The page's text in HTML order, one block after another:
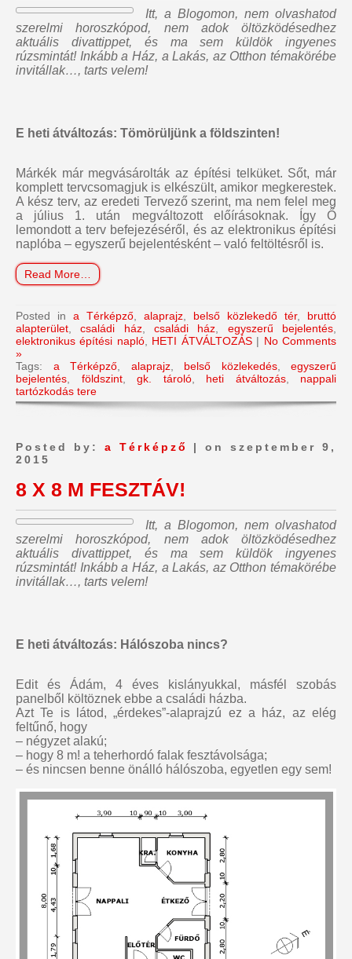
Itt, a Blogomon, nem olvashatod
szerelmi horoszkópod, nem adok öltözködésedhez
aktuális divattippet, és ma sem küldök ingyenes
rúzsmintát! Inkább a Ház, a Lakás, az Otthon témakörébe
invitállak…, tarts velem!
E heti átváltozás: Tömörüljünk a földszinten!
Márkék már megvásárolták az építési telküket. Sőt, már
komplett tervcsomagjuk is elkészült, amikor megkerestek.
A kész terv, az eredeti Tervező szerint, ma nem felel meg
a július 1. után megváltozott előírásoknak. Így Ő
lemondott a terv befejezéséről, és az elektronikus építési
naplóba – egyszerű bejelentésként – való feltöltésről is.
Read More…
Posted in a Térképző alaprajz belső közlekedő tér, bruttó
alapterület ,családi ház,családi ház egyszerű bejelentés
elektronikus építési napló, HETI ÁTVÁLTOZÁS| No Comments
»
Tags: a Térképző alaprajz, belső közlekedés, egyszerű
bejelentés
földszint, gk. tároló, heti átváltozás, nappali
tartózkodás tere
Posted by: a Térképző
| on szeptember 9,
2015
8 X 8 M FESZTÁV!
Itt, a Blogomon, nem olvashatod
szerelmi horoszkópod, nem adok öltözködésedhez
aktuális divattippet, és ma sem küldök ingyenes
rúzsmintát! Inkább a Ház, a Lakás, az Otthon témakörébe
invitállak…, tarts velem!
E heti átváltozás: Hálószoba nincs?
Edit és Ádám, 4 éves kislányukkal, másfél szobás
panelből költöznek ebbe a családi házba.
Azt Te is látod, „érdekes”-alaprajzú ez a ház, az elég
feltűnő, hogy
– négyzet alakú;
– hogy 8 m! a teherhordó falak fesztávolsága;
– és nincsen benne önálló hálószoba, egyetlen egy sem!